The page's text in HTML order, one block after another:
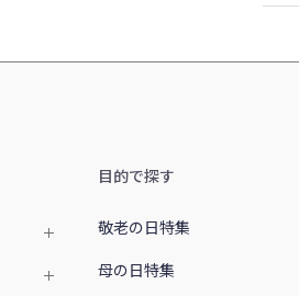
目的で探す
敬老の日特集
母の日特集